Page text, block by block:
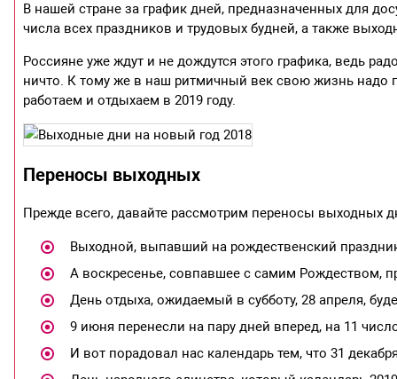
В нашей стране за график дней, предназначенных для
числа всех праздников и трудовых будней, а также
Россияне уже ждут и не дождутся этого графика, ведь
ничто. К тому же в наш ритмичный век свою жизнь надо
работаем и отдыхаем в 2019 году.
Переносы выходных
Прежде всего, давайте рассмотрим переносы выходных
Выходной, выпавший на рождественский
А воскресенье, совпавшее с самим Рождеством,
День отдыха, ожидаемый в субботу, 28 апреля,
9 июня перенесли на пару дней вперед, на 11
И вот порадовал нас календарь тем, что 31